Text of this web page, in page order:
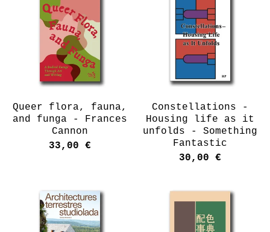
Queer flora, fauna,
and funga - Frances
Cannon
33,00 €
Constellations -
Housing life as it
unfolds - Something
Fantastic
30,00 €